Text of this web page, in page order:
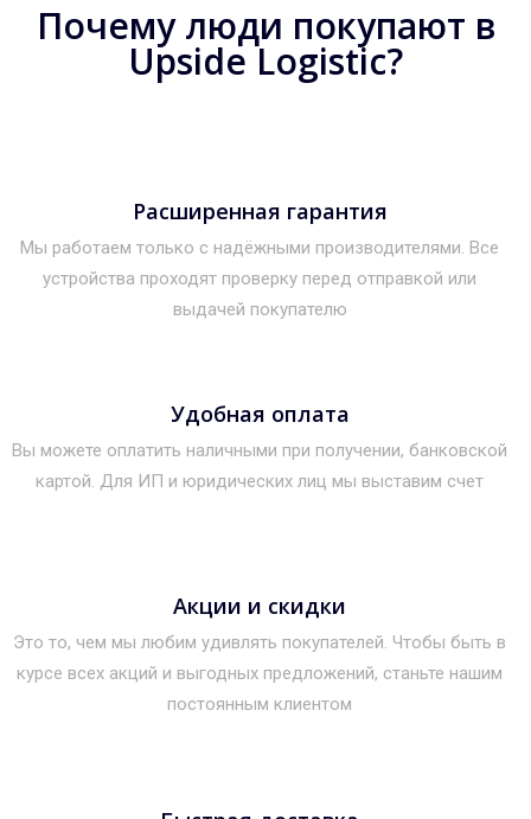
Почему люди покупают в
Upside Logistic?
Расширенная гарантия
Мы работаем только с надёжными производителями. Все
устройства проходят проверку перед отправкой или
выдачей покупателю
Удобная оплата
Вы можете оплатить наличными при получении, банковской
картой. Для ИП и юридических лиц мы выставим счет
Акции и скидки
Это то, чем мы любим удивлять покупателей. Чтобы быть в
курсе всех акций и выгодных предложений, станьте нашим
постоянным клиентом